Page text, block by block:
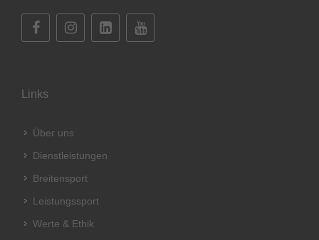
Links
Über uns
Dienstleistungen
Breitensport
Leistungssport
Werte & Ethik